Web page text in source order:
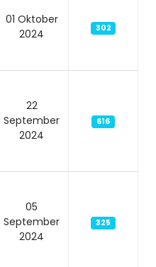
01 Oktober
2024
302
22
September
2024
616
05
September
2024
325